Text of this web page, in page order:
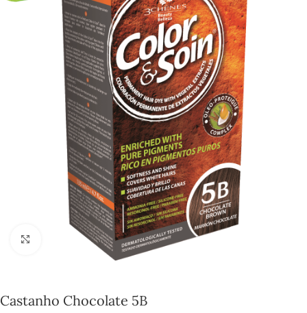
Click to enlarge
Castanho Chocolate 5B